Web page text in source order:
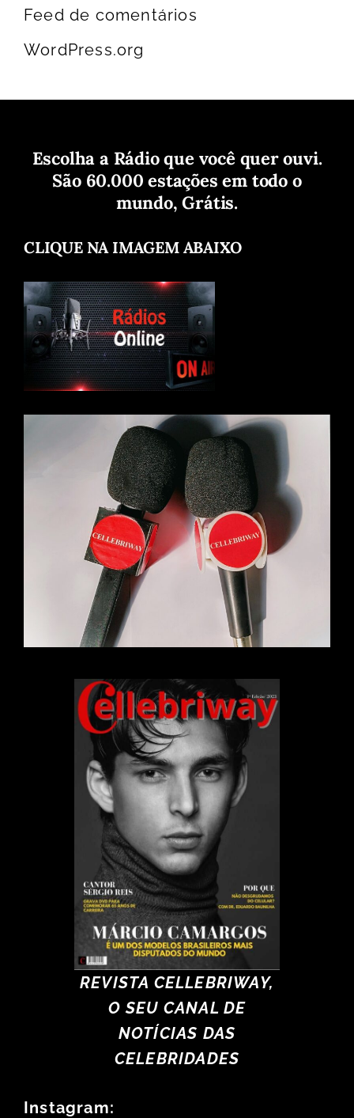
Feed de comentários
WordPress.org
Escolha a Rádio que você quer ouvi.
São 60.000 estações em todo o
mundo, Grátis.
CLIQUE NA IMAGEM ABAIXO
REVISTA CELLEBRIWAY,
O SEU CANAL DE
NOTÍCIAS DAS
CELEBRIDADES
Instagram: